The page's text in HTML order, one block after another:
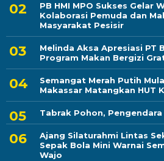
PB HMI MPO Sukses Gelar
Kolaborasi Pemuda dan
Masyarakat Pesisir
Melinda Aksa Apresiasi PT
Program Makan Bergizi
Semangat Merah Putih
Makassar Matangkan HUT
Tabrak Pohon,
Ajang Silaturahmi Lintas
Sepak Bola Mini Warnai
Wajo